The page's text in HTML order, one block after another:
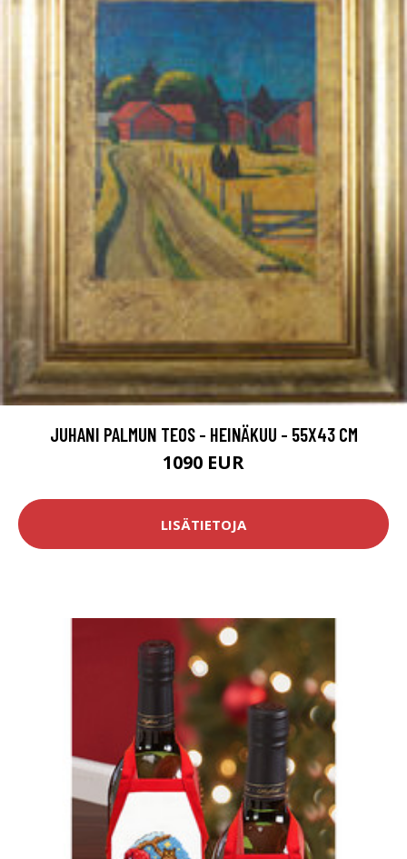
JUHANI PALMUN TEOS - HEINÄKUU - 55X43 CM
1090 EUR
LISÄTIETOJA